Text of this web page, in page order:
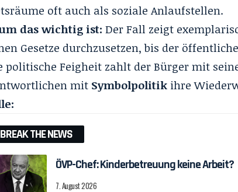
oft auch als soziale Anlaufstellen.
das wichtig ist: Der Fall zeigt
Gesetze durchzusetzen, bis der
politische Feigheit zahlt der Bürger mit
mit Symbolpolitik ihre
BREAK THE NEWS
ÖVP-Chef: Kinderbetreuung keine Arbeit?
7. August 2026